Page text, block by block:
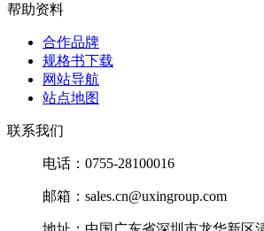
帮助资料
合作品牌
规格书下载
网站导航
站点地图
联系我们
电话：0755-28100016
邮箱：sales.cn@uxingroup.com